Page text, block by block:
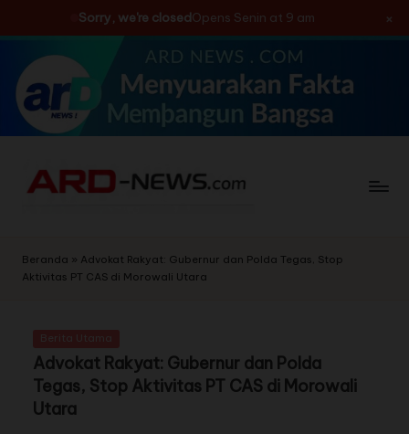
Sorry, we're closedOpens Senin at 9 am ×
Skip
content
Beranda » Advokat Rakyat: Gubernur dan Polda Tegas, Stop
Aktivitas PT CAS di Morowali Utara
Advokat Rakyat: Gubernur dan Polda
Tegas, Stop Aktivitas PT CAS di Morowali
Utara